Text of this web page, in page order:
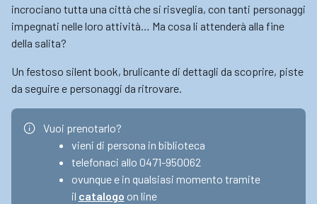
incrociano tutta una città che si risveglia, con tanti personaggi
impegnati nelle loro attività… Ma cosa li attenderà alla fine
della salita?
Un festoso silent book, brulicante di dettagli da scoprire, piste
da seguire e personaggi da ritrovare.
Vuoi prenotarlo?
vieni di persona in biblioteca
telefonaci allo 0471-950062
ovunque e in qualsiasi momento tramite
il catalogo on line